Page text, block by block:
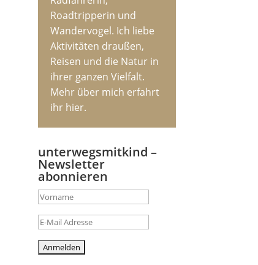
Roadtripperin und
Wandervogel. Ich liebe
Aktivitäten draußen,
Reisen und die Natur in
ihrer ganzen Vielfalt.
Mehr über mich erfahrt
ihr hier.
unterwegsmitkind –
Newsletter
abonnieren